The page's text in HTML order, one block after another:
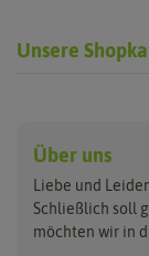
Unsere
Anzuchtschalen
Beleuchtung
Erdbeertürme
Benary
Buzzy Seeds
Clever Pots
Über uns
Liebe und
Schließlich soll
möchten wir in